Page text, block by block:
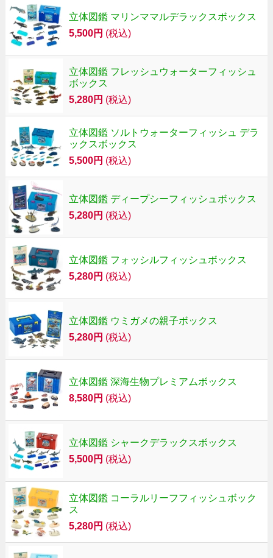
立体図鑑 マリンママルデラックスボックス
5,500円 (税込)
立体図鑑 フレッシュウォーターフィッシュ
ボックス
5,280円 (税込)
立体図鑑 ソルトウォーターフィッシュ デラ
ックスボックス
5,500円 (税込)
立体図鑑 ディープシーフィッシュボックス
5,280円 (税込)
立体図鑑 フォッシルフィッシュボックス
5,280円 (税込)
立体図鑑 ウミガメの親子ボックス
5,280円 (税込)
立体図鑑 深海生物プレミアムボックス
8,580円 (税込)
立体図鑑 シャークデラックスボックス
5,500円 (税込)
立体図鑑 コーラルリーフフィッシュボック
ス
5,280円 (税込)